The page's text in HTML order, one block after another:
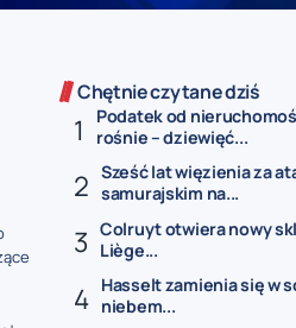
Chętnie czytane dziś
Podatek od
rośnie – dziewięć...
Sześć lat więzienia za
samurajskim na...
Colruyt otwiera nowy
Liège...
Hasselt zamienia się w
niebem...